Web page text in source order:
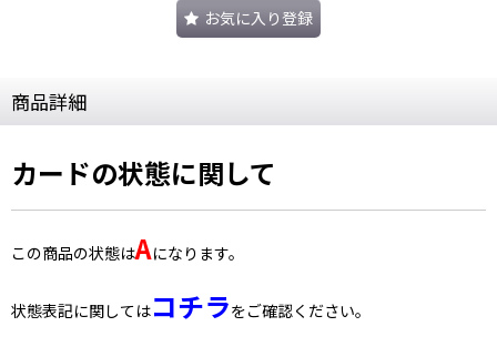
お気に入り登録
商品詳細
カードの状態に関して
この商品の状態はAになります。
状態表記に関してはコチラをご確認ください。